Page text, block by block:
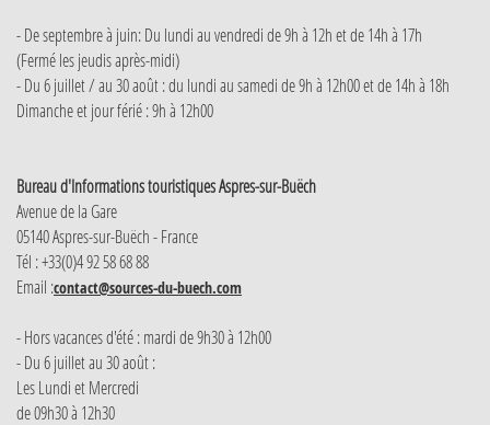
- De septembre à juin: Du lundi au vendredi de 9h à 12h et de 14h à 17h
(Fermé les jeudis après-midi)
- Du 6 juillet / au 30 août : du lundi au samedi de 9h à 12h00 et de 14h à 18h
Dimanche et jour férié : 9h à 12h00
Bureau d'Informations touristiques Aspres-sur-Buëch
Avenue de la Gare
05140 Aspres-sur-Buëch - France
Tél : +33(0)4 92 58 68 88
Email :contact@sources-du-buech.com
- Hors vacances d'été : mardi de 9h30 à 12h00
- Du 6 juillet au 30 août :
Les Lundi et Mercredi
de 09h30 à 12h30